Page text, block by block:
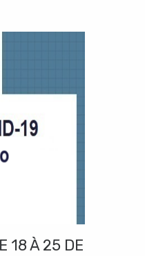
18 À 25 DE